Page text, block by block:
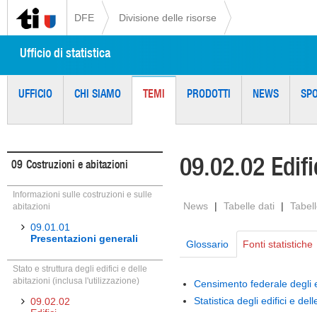
DFE Divisione delle risorse
Ufficio di statistica
UFFICIO CHI SIAMO TEMI PRODOTTI NEWS
09 Costruzioni e abitazioni
Informazioni sulle costruzioni e sulle
abitazioni
09.01.01
Presentazioni generali
Stato e struttura degli edifici e delle
abitazioni (inclusa l'utilizzazione)
09.02.02
09.02.02
News | Tabelle dati |
Glossario Fonti statistiche
Censimento federale degli
Statistica degli edifici e